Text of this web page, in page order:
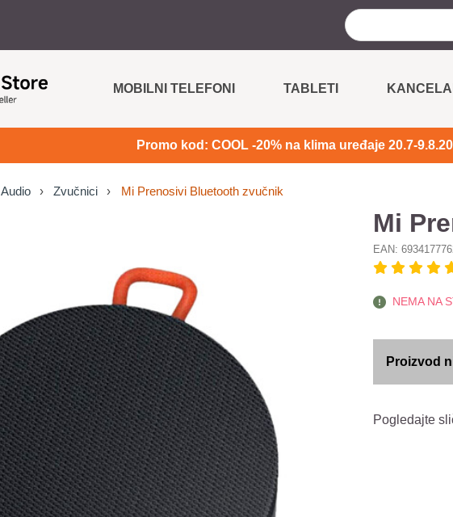
MOBILNI TELEFONI TABLETI
Promo kod: COOL -20% na klima uređaje 20.7-
Audio Zvučnici Mi Prenosivi Bluetooth zvučnik
Mi
EAN:
NEMA NA
Proizvod
Pogledajte